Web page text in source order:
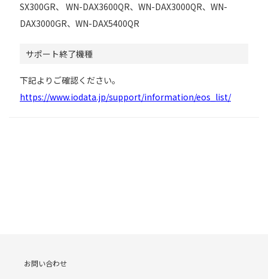
SX300GR、 WN-DAX3600QR、WN-DAX3000QR、WN-
DAX3000GR、WN-DAX5400QR
サポート終了機種
下記よりご確認ください。
https://www.iodata.jp/support/information/eos_list/
お問い合わせ